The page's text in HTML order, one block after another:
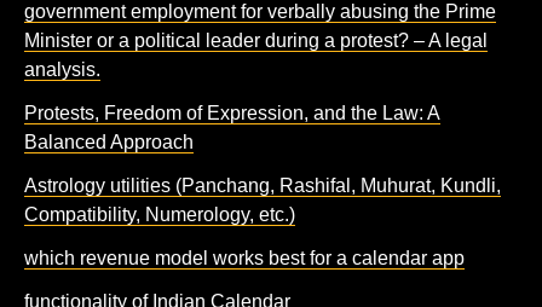
government employment for verbally abusing the Prime
Minister or a political leader during a protest? – A legal
analysis.
Protests, Freedom of Expression, and the Law: A
Balanced Approach
Astrology utilities (Panchang, Rashifal, Muhurat, Kundli,
Compatibility, Numerology, etc.)
which revenue model works best for a calendar app
functionality of Indian Calendar